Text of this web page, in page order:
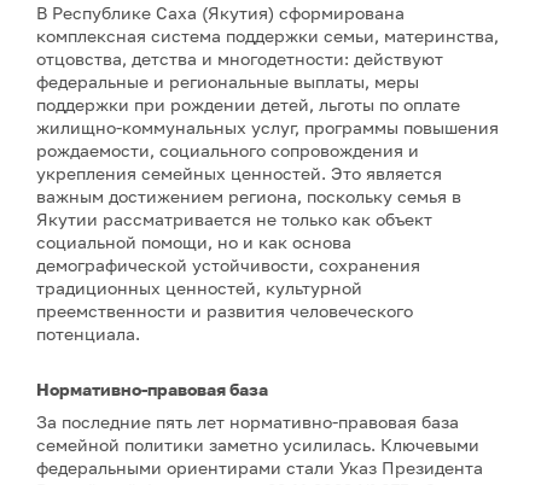
В Республике Саха (Якутия) сформирована
комплексная система поддержки семьи, материнства,
отцовства, детства и многодетности: действуют
федеральные и региональные выплаты, меры
поддержки при рождении детей, льготы по оплате
жилищно-коммунальных услуг, программы повышения
рождаемости, социального сопровождения и
укрепления семейных ценностей. Это является
важным достижением региона, поскольку семья в
Якутии рассматривается не только как объект
социальной помощи, но и как основа
демографической устойчивости, сохранения
традиционных ценностей, культурной
преемственности и развития человеческого
потенциала.
Нормативно-правовая база
За последние пять лет нормативно-правовая база
семейной политики заметно усилилась. Ключевыми
федеральными ориентирами стали Указ Президента